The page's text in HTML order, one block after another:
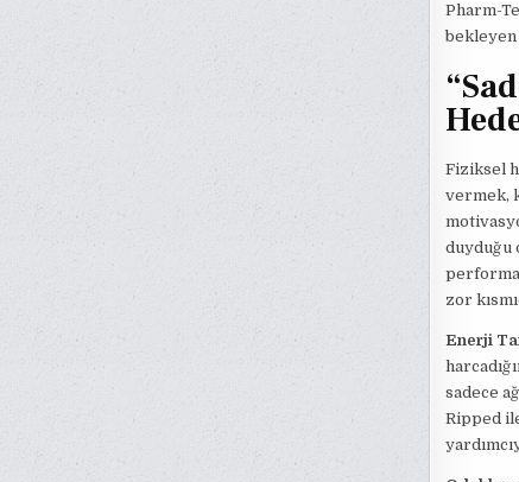
Pharm-
bekleyen
Fiziksel
vermek,
duyduğu
zor
Enerji
sadece
Ripped